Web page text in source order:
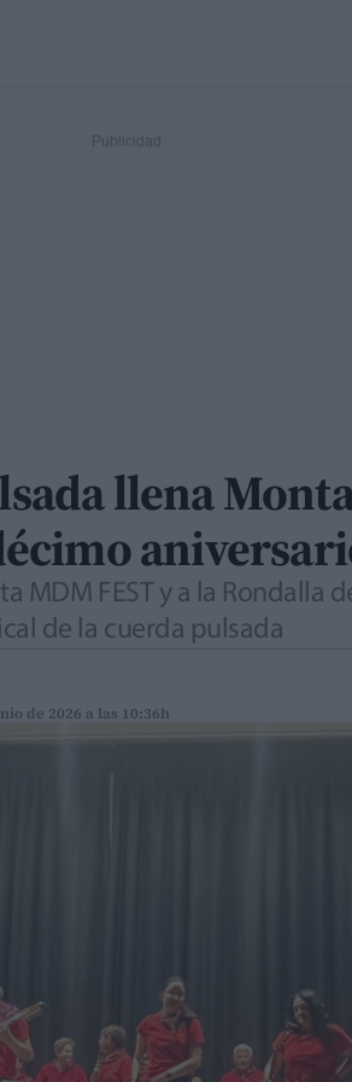
llena
MDM FEST y a la Rondalla
de la cuerda pulsada
de 2026 a las 10:36h